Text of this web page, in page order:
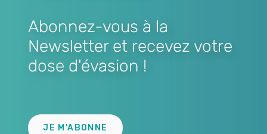
Abonnez-vous à la
Newsletter et recevez votre
dose d'évasion !
JE M'ABONNE